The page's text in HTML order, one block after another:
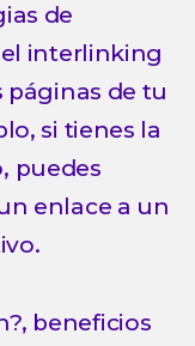
de
interlinking
páginas de tu
si tienes la
puedes
enlace a un
beneficios